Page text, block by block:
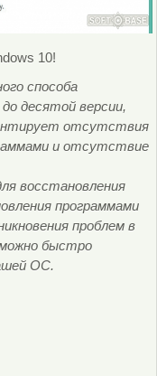
10!
способа
десятой версии,
отсутствия
и отсутствие
восстановления
программами
проблем в
можно быстро
ОС.